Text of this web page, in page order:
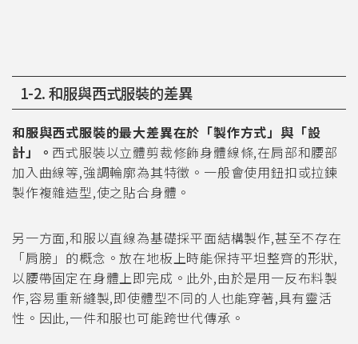
1-2. 和服與西式服裝的差異
和服與西式服裝的最大差異在於「製作方式」與「設
計」。 西式服裝以立體剪裁修飾身體線條,在肩部和腰部
加入曲線等,強調輪廓為其特徵。一般會使用鈕扣或拉鍊
製作複雜造型,使之貼合身體。
另一方面,和服以直線為基礎採平面結構製作,甚至不存在
「肩膀」的概念。放在地板上時能保持平坦整齊的形狀,
以腰帶固定在身體上即完成。此外,由於是用一反布料製
作,容易重新縫製,即使體型不同的人也能穿著,具有靈活
性。因此,一件和服也可能跨世代傳承。